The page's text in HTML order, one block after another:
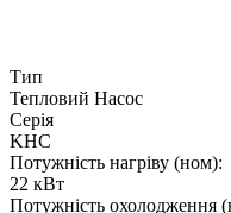
Тип
Тепловий Насос
Серія
KHC
Потужність нагріву (ном):
22 кВт
Потужність охолодження